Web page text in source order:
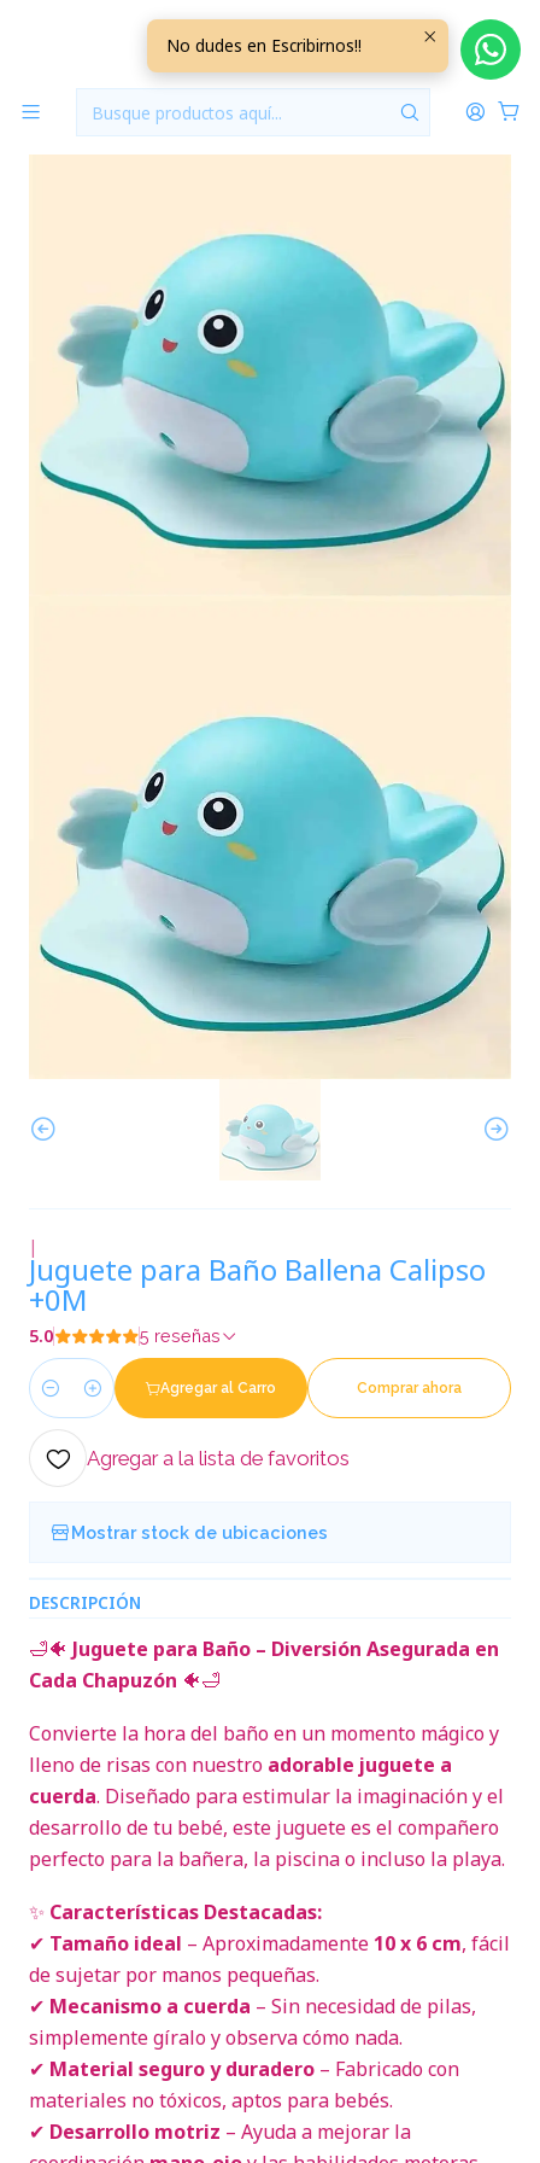
Inicio Jugueteria
Juguete para Baño Ballena Calipso +0M
|
Juguete para Baño Ballena Calipso
+0M
5.0 5 reseñas
Cantidad
Agregar al Carro Comprar ahora
Agregar a la lista de favoritos
Mostrar stock de ubicaciones
DESCRIPCIÓN
🛁🐠 Juguete para Baño – Diversión Asegurada en
Cada Chapuzón 🐠🛁
Convierte la hora del baño en un momento mágico y
lleno de risas con nuestro adorable juguete a
cuerda. Diseñado para estimular la imaginación y el
desarrollo de tu bebé, este juguete es el compañero
perfecto para la bañera, la piscina o incluso la playa.
✨ Características Destacadas:
✔ Tamaño ideal – Aproximadamente 10 x 6 cm, fácil
de sujetar por manos pequeñas.
✔ Mecanismo a cuerda – Sin necesidad de pilas,
simplemente gíralo y observa cómo nada.
✔ Material seguro y duradero – Fabricado con
materiales no tóxicos, aptos para bebés.
✔ Desarrollo motriz – Ayuda a mejorar la
No dudes en Escribirnos!!